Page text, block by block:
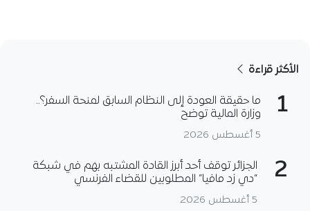
الأكثر قراءة
1
ما حقيقة العودة إلى النظام السابق لمنحة السفر؟..
وزارة المالية توضح
5 أغسطس 2026
2
الجزائر توقف أحد أبرز القادة المشتبه بهم في شبكة
“دي زد مافيا” المطلوبين للقضاء الفرنسي
5 أغسطس 2026